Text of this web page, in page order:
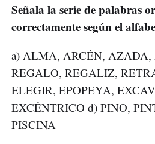
Señala la serie de palabras
correctamente según el
a) ALMA, ARCÉN,
REGALO, REGALIZ,
ELEGIR, EPOPEYA,
EXCÉNTRICO d) PINO,
PISCINA